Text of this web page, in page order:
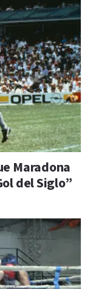
Maradona
del Siglo”